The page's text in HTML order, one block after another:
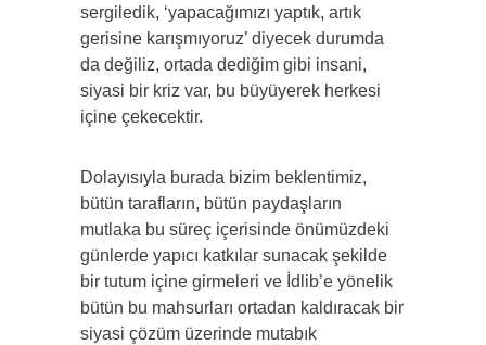
sergiledik, ‘yapacağımızı yaptık, artık
gerisine karışmıyoruz’ diyecek durumda
da değiliz, ortada dediğim gibi insani,
siyasi bir kriz var, bu büyüyerek herkesi
içine çekecektir.
Dolayısıyla burada bizim beklentimiz,
bütün tarafların, bütün paydaşların
mutlaka bu süreç içerisinde önümüzdeki
günlerde yapıcı katkılar sunacak şekilde
bir tutum içine girmeleri ve İdlib’e yönelik
bütün bu mahsurları ortadan kaldıracak bir
siyasi çözüm üzerinde mutabık